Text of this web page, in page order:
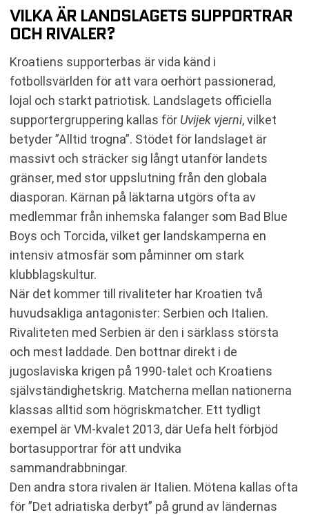
VILKA ÄR LANDSLAGETS SUPPORTRAR
OCH RIVALER?
Kroatiens supporterbas är vida känd i
fotbollsvärlden för att vara oerhört passionerad,
lojal och starkt patriotisk. Landslagets officiella
supportergruppering kallas för Uvijek vjerni, vilket
betyder ”Alltid trogna”. Stödet för landslaget är
massivt och sträcker sig långt utanför landets
gränser, med stor uppslutning från den globala
diasporan. Kärnan på läktarna utgörs ofta av
medlemmar från inhemska falanger som Bad Blue
Boys och Torcida, vilket ger landskamperna en
intensiv atmosfär som påminner om stark
klubblagskultur.
När det kommer till rivaliteter har Kroatien två
huvudsakliga antagonister: Serbien och Italien.
Rivaliteten med Serbien är den i särklass största
och mest laddade. Den bottnar direkt i de
jugoslaviska krigen på 1990-talet och Kroatiens
självständighetskrig. Matcherna mellan nationerna
klassas alltid som högriskmatcher. Ett tydligt
exempel är VM-kvalet 2013, där Uefa helt förbjöd
bortasupportrar för att undvika
sammandrabbningar.
Den andra stora rivalen är Italien. Mötena kallas ofta
för ”Det adriatiska derbyt” på grund av ländernas